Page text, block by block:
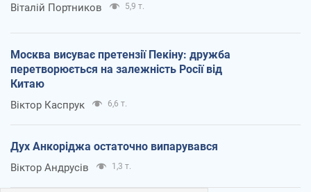
Віталій Портников 5,9 т.
Москва висуває претензії Пекіну: дружба
перетворюється на залежність Росії від
Китаю
Віктор Каспрук 6,6 т.
Дух Анкоріджа остаточно випарувався
Віктор Андрусів 1,3 т.